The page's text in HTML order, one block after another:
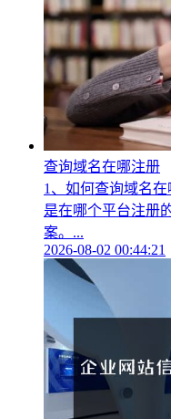
查询域名在哪注册
1、如何查询域名
是在哪个平台注册
案。...
2026-08-02 00:44:21